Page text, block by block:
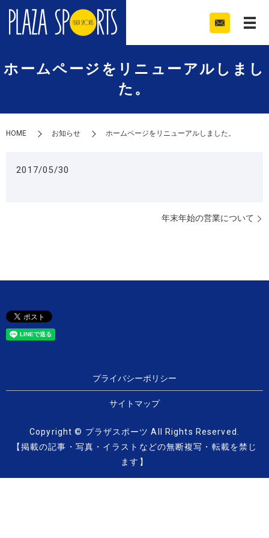
ホームページをリニューアルしまし
た。
HOME お知らせ ホームページをリニューアルしました。
2017/05/30
年末年始の営業について
プライバシーポリシー
サイトマップ
Copyright © プラザスポーツ All Rights Reserved.
【掲載の記事・写真・イラストなどの無断複写・転載を禁じ
ます】